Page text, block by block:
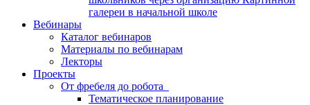
галереи в начальной школе
Вебинары
Каталог вебинаров
Материалы по вебинарам
Лекторы
Проекты
От фребеля до робота
Тематическое планирование